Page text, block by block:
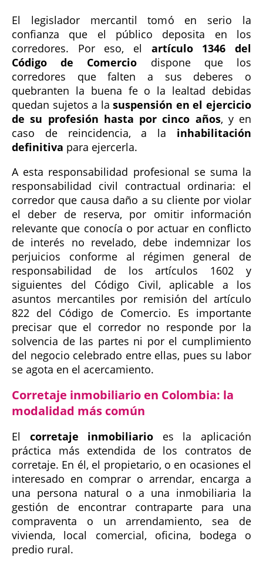
El legislador mercantil tomó en serio la
confianza que el público deposita en los
corredores. Por eso, el artículo 1346 del
Código de Comercio dispone que los
corredores que falten a sus deberes o
quebranten la buena fe o la lealtad debidas
quedan sujetos a lasuspensión en el ejercicio
de su profesión hasta por cinco años, y en
caso de reincidencia, a la inhabilitación
definitiva para ejercerla.
A esta responsabilidad profesional se suma la
responsabilidad civil contractual ordinaria: el
corredor que causa daño a su cliente por violar
el deber de reserva, por omitir información
relevante que conocía o por actuar en conflicto
de interés no revelado, debe indemnizar los
perjuicios conforme al régimen general de
responsabilidad de los artículos 1602 y
siguientes del Código Civil, aplicable a los
asuntos mercantiles por remisión del artículo
822 del Código de Comercio. Es importante
precisar que el corredor no responde por la
solvencia de las partes ni por el cumplimiento
del negocio celebrado entre ellas, pues su labor
se agota en el acercamiento.
Corretaje inmobiliario en Colombia: la
modalidad más común
El corretaje inmobiliario es la aplicación
práctica más extendida de los contratos de
corretaje. En él, el propietario, o en ocasiones el
interesado en comprar o arrendar, encarga a
una persona natural o a una inmobiliaria la
gestión de encontrar contraparte para una
compraventa o un arrendamiento, sea de
vivienda, local comercial, oficina, bodega o
predio rural.